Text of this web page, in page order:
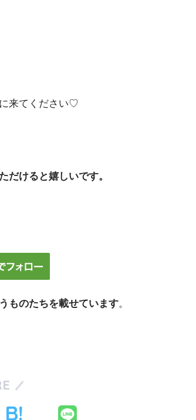
来てください♡
だけると嬉しいです。
ものたちを載せています。